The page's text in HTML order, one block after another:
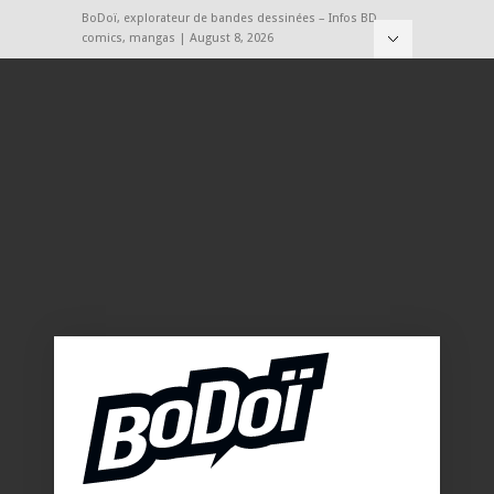
BoDoï, explorateur de bandes dessinées – Infos BD,
comics, mangas | August 8, 2026